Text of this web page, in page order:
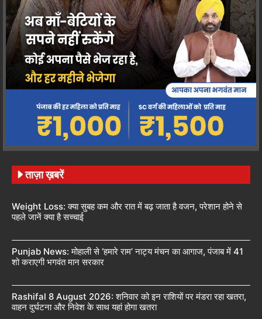
ताज़ा ख़बरें
Weight Loss: क्या सुबह कम और रात में बढ़ जाता है वजन, परेशान होने से
पहले जानें क्या है सच्चाई
Punjab News: मोहाली से ‘हमारे राम’ नाट्य मंचन का आगाज, पंजाब में 41
शो कराएगी भगवंत मान सरकार
Rashifal 8 August 2026: शनिवार को इन राशियों पर मंडरा रहा खतरा,
वाहन दुर्घटना और निवेश के साथ यहां होगा खतरा